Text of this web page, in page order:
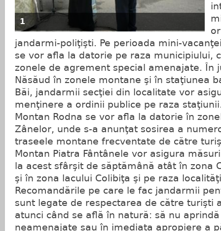
1
jandarmi-poliţişti. Pe perioada mini-
se vor afla la datorie pe raza municipiului,
zonele de agrement special amenajate. În
Năsăud în zonele montane şi în staţiunea
Băi, jandarmii secţiei din localitate vor
menţinere a ordinii publice pe raza
Montan Rodna se vor afla la datorie în
Zânelor, unde s-a anunţat sosirea a
traseele montane frecventate de către
Montan Piatra Fântânele vor asigura
la acest sfârşit de săptămână atât în zona
şi în zona lacului Colibiţa şi pe raza
Recomandările pe care le fac jandarmii
sunt legate de respectarea de către turişti
atunci când se află în natură: să nu
neamenajate sau în imediata apropiere a